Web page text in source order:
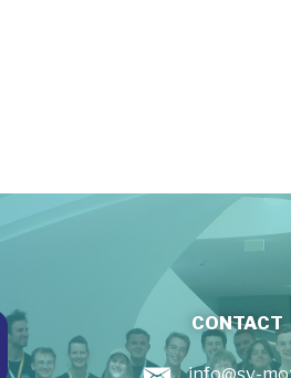
CONTACT